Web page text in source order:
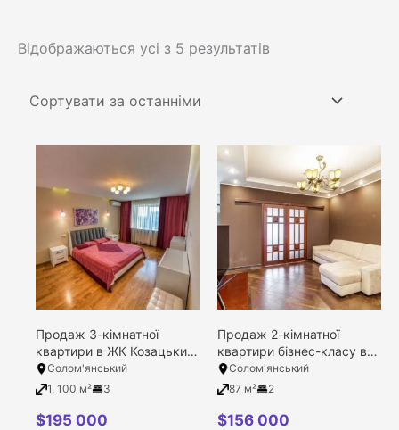
1 2 3 12 5 8 9
Filter
Відображаються усі з 5 результатів
останнім
Продаж 3-кімнатної
квартири в ЖК Козацький,
Київ, Солом’янський
район, Гарматна вулиця,
Солом'янський
1, 100 м²
3
$195 000
Продаж 2-кімнатної
квартири бізнес-класу в
ЖК Олександрівський,
Київ, Солом’янський
проспект, 21/25
Солом'янський
87 м²
2
$156 000